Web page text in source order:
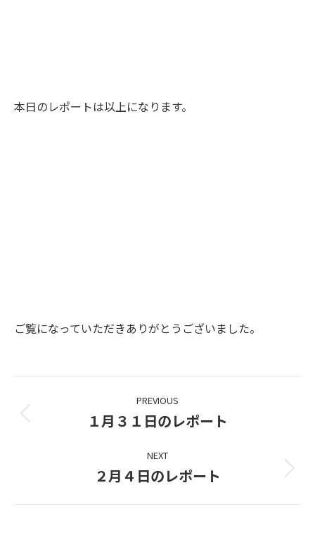
本日のレポートは以上になります。
ご覧になっていただきありがとうございました。
navigation
PREVIOUS
Previous
１月３１日のレポート
NEXT
Next
２月４日のレポート